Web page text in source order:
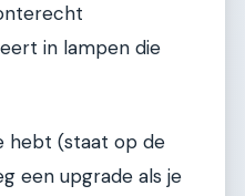
in lampen die
hebt (staat op de
een upgrade als je